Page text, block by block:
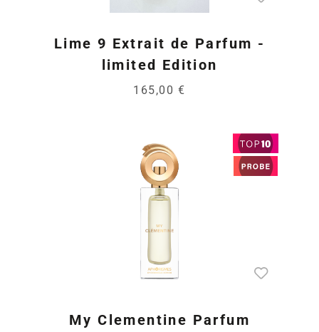
Lime 9 Extrait de Parfum -
limited Edition
165,00 €
My Clementine Parfum